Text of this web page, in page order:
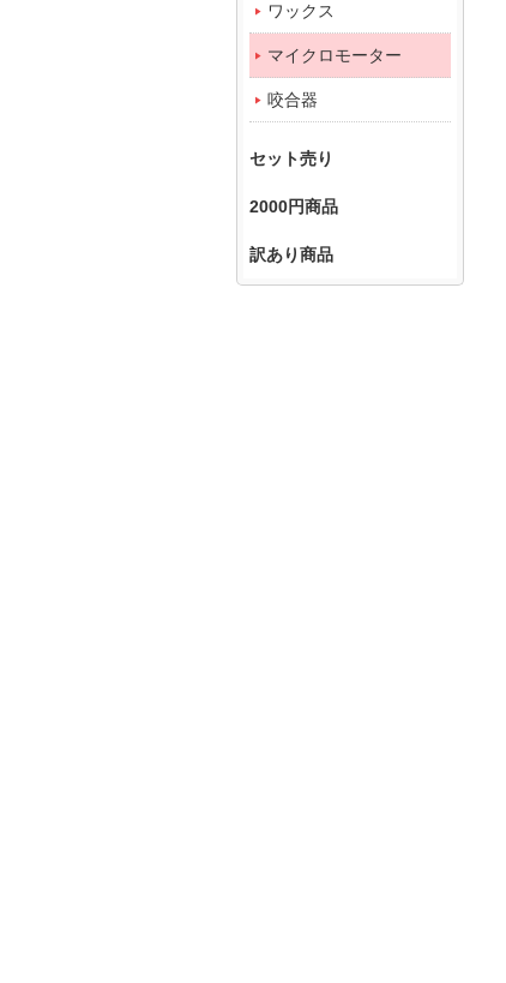
ワックス
マイクロモーター
咬合器
セット売り
2000円商品
訳あり商品